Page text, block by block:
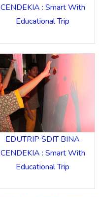
CENDEKIA : Smart With
Educational Trip
EDUTRIP SDIT BINA
CENDEKIA : Smart With
Educational Trip